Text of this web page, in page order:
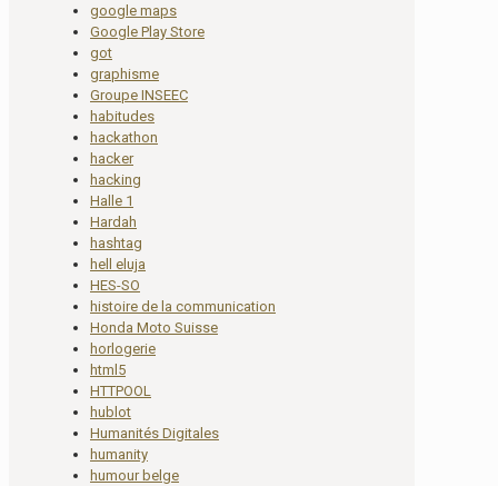
google maps
Google Play Store
got
graphisme
Groupe INSEEC
habitudes
hackathon
hacker
hacking
Halle 1
Hardah
hashtag
hell eluja
HES-SO
histoire de la communication
Honda Moto Suisse
horlogerie
html5
HTTPOOL
hublot
Humanités Digitales
humanity
humour belge